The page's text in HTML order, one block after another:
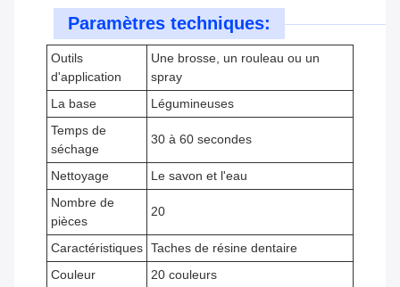
Paramètres techniques:
Outils
d'application
Une brosse, un rouleau ou un
spray
La base
Légumineuses
Temps de
séchage
30 à 60 secondes
Nettoyage
Le savon et l'eau
Nombre de
pièces
20
Caractéristiques Taches de résine dentaire
Couleur
20 couleurs